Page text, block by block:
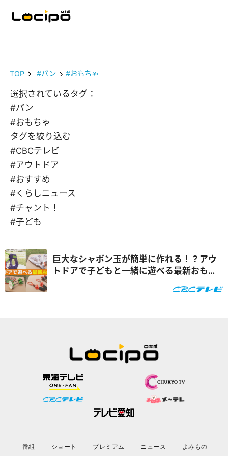
TOP #パン #おもちゃ
選択されているタグ：
#パン
#おもちゃ
タグを絞り込む
#CBCテレビ
#アウトドア
#おすすめ
#くらしニュース
#チャント！
#子ども
巨大なシャボン玉が簡単に作れる！？アウ
トドアで子どもと一緒に遊べる最新おもち
番組 ショート プレミアム ニュース よみもの